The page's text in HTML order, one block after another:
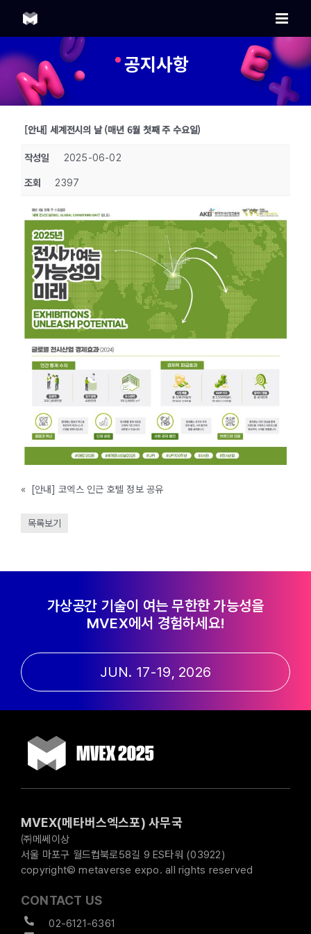
content
공지사항
[안내] 세계전시의 날 (매년 6월 첫째 주 수요일)
작성일 2025-06-02
조회 2397
« [안내] 코엑스 인근 호텔 정보 공유
목록보기
가상공간 기술이 여는 무한한 가능성을
MVEX에서 경험하세요!
JUN. 17-19, 2026
MVEX(메타버스엑스포) 사무국
㈜메쎄이상
서울 마포구 월드컵북로58길 9 ES타워 (03922)
copyright© metaverse expo. all rights reserved
CONTACT US
02-6121-6361